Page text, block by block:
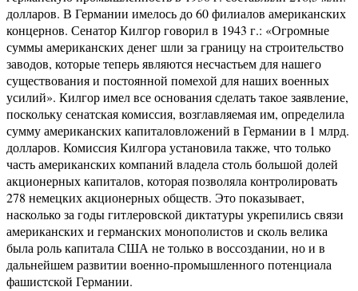
долларов. В Германии имелось до 60 филиалов американских
концернов. Сенатор Килгор говорил в 1943 г.: «Огромные
суммы американских денег шли за границу на строительство
заводов, которые теперь являются несчастьем для нашего
существования и постоянной помехой для наших военных
усилий». Килгор имел все основания сделать такое заявление,
поскольку сенатская комиссия, возглавляемая им, определила
сумму американских капиталовложений в Германии в 1 млрд.
долларов. Комиссия Килгора установила также, что только
часть американских компаний владела столь большой долей
акционерных капиталов, которая позволяла контролировать
278 немецких акционерных обществ. Это показывает,
насколько за годы гитлеровской диктатуры укрепились связи
американских и германских монополистов и сколь велика
была роль капитала США не только в воссоздании, но и в
дальнейшем развитии военно-промышленного потенциала
фашистской Германии.